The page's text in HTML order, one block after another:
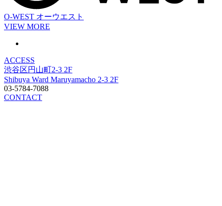
O-WEST オーウエスト
VIEW MORE
ACCESS
渋谷区円山町2-3 2F
Shibuya Ward Maruyamacho 2-3 2F
03-5784-7088
CONTACT